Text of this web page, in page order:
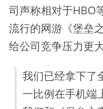
司声称相对于HBO
流行的网游《堡垒
给公司竞争压力更
我们已经拿下了
一比例在手机端